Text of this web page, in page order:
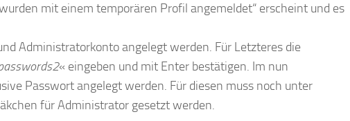
mit einem temporären Profil angemeldet“ erscheint und es
Administratorkonto angelegt werden. Für Letzteres die
« eingeben und mit Enter bestätigen. Im nun
Passwort angelegt werden. Für diesen muss noch unter
für Administrator gesetzt werden.